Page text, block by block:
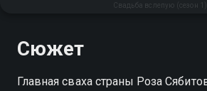
Свадьба вслепую (сезон 1)
Сюжет
Главная сваха страны Роза